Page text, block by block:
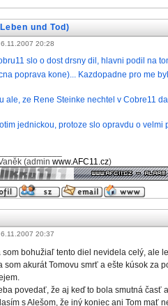
und Tod)
20:28
slo o dost drsny dil, hlavni podil na
poprava kone)... Kazdopadne pro me
ale, ze Rene Steinke nechtel v Cobre11
jednickou, protoze slo opravdu o velmi
(admin www.AFC11.cz)
20:37
som bohužiaľ tento diel nevidela celý, ale
som akurát Tomovu smrť a ešte kúsok za
povedať, že aj keď to bola smutná časť
s Alešom, že iný koniec ani Tom mať